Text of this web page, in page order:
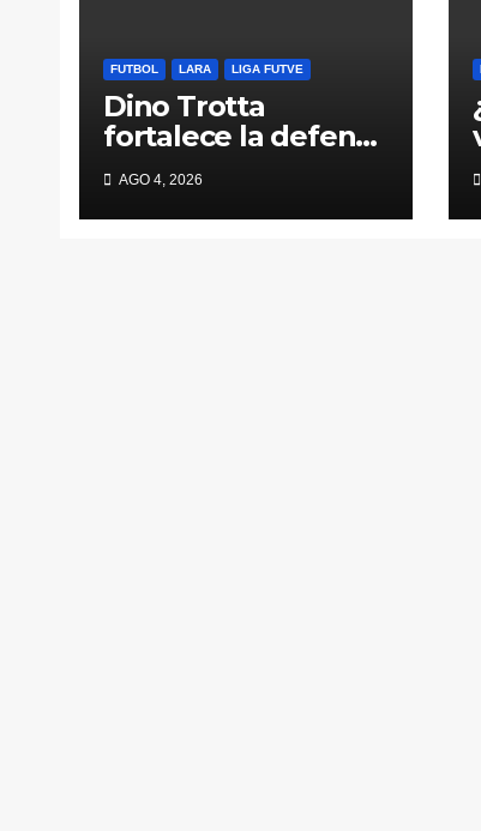
FUTBOL LARA LIGA FUTVE
Dino Trotta
fortalece la defensa
barquisimetana
AGO 4, 2026